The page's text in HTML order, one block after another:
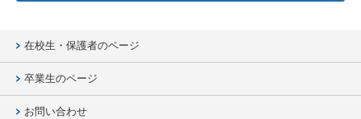
在校生・保護者のページ
卒業生のページ
お問い合わせ